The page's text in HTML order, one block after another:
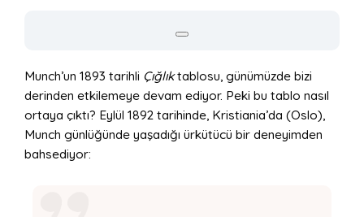
Munch’un 1893 tarihli Çığlıktablosu, günümüzde bizi
derinden etkilemeye devam ediyor. Peki bu tablo nasıl
ortaya çıktı? Eylül 1892 tarihinde, Kristiania’da (Oslo),
Munch günlüğünde yaşadığı ürkütücü bir deneyimden
bahsediyor: